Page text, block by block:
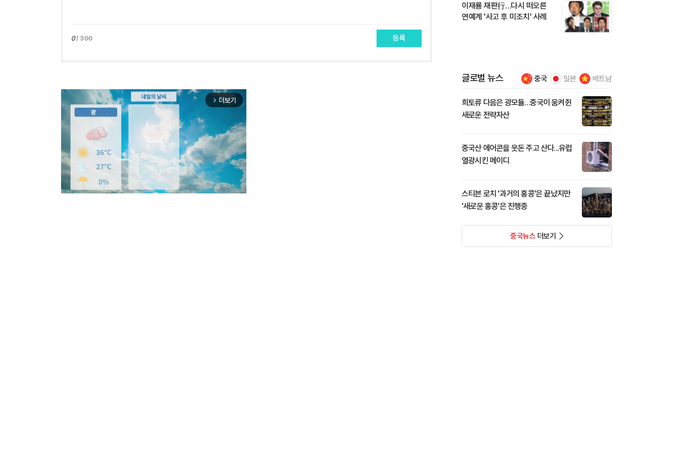
0/ 300 등록
arrow_forward_ios 더보기
이재룡 재판行…다시 떠오른
연예계 '사고 후 미조치' 사례
글로벌 뉴스 중국 일본 베트남
희토류 다음은 광모듈…중국이 움켜쥔
새로운 전략자산
중국산 에어콘을 웃돈 주고 산다...유럽
열광시킨 메이디
스티븐 로치 '과거의 홍콩'은 끝났지만
'새로운 홍콩'은 진행중
중국뉴스더보기